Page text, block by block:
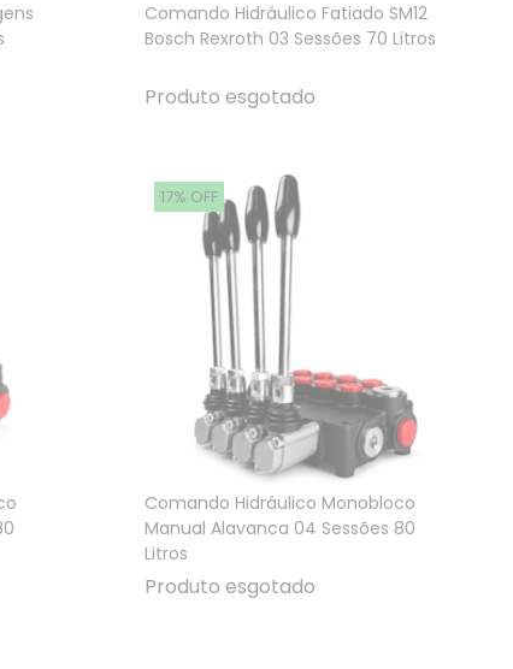
Comando Hidráulico Fatiado SM12
Bosch Rexroth 03 Sessões 70 Litros
Produto esgotado
17% OFF
Comando Hidráulico Monobloco
Manual Alavanca 04 Sessões 80
Litros
Produto esgotado